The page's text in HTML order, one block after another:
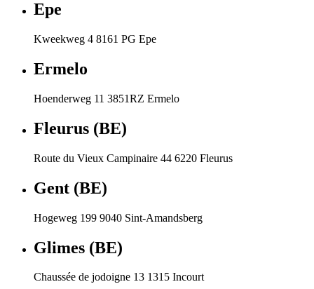
Epe
Kweekweg 4 8161 PG Epe
Ermelo
Hoenderweg 11 3851RZ Ermelo
Fleurus (BE)
Route du Vieux Campinaire 44 6220 Fleurus
Gent (BE)
Hogeweg 199 9040 Sint-Amandsberg
Glimes (BE)
Chaussée de jodoigne 13 1315 Incourt